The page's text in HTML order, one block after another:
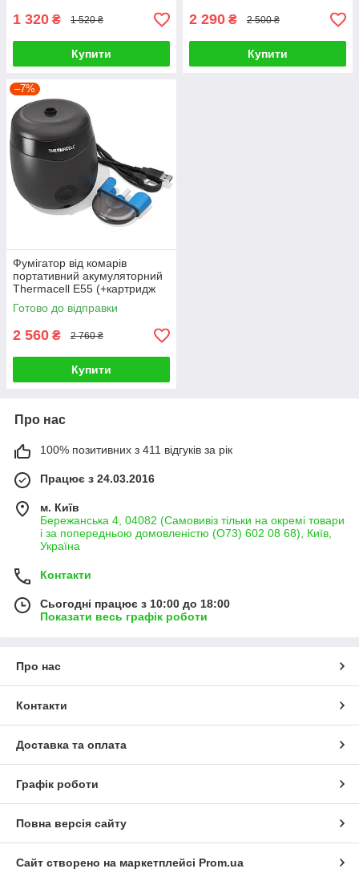
1 320 ₴ 1 520 ₴
Купити
2 290 ₴ 2 500 ₴
Купити
–7%
Фумігатор від комарів
портативний акумуляторний
Thermacell E55 (+картридж
на 40 годин)
Готово до відправки
2 560 ₴ 2 760 ₴
Купити
Про нас
100% позитивних з 411 відгуків за рік
Працює з 24.03.2016
м. Київ
Бережанська 4, 04082 (Самовивіз тільки на окремі товари
і за попередньою домовленістю (О73) 602 08 68), Київ,
Україна
Контакти
Сьогодні працює з 10:00 до 18:00
Показати весь графік роботи
Про нас
Контакти
Доставка та оплата
Графік роботи
Повна версія сайту
Сайт створено на маркетплейсі Prom.ua